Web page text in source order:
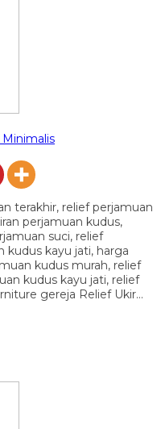
terakhir, relief perjamuan
perjamuan kudus,
suci, relief
kudus kayu jati, harga
kudus murah, relief
kudus kayu jati, relief
gereja Relief Ukir…